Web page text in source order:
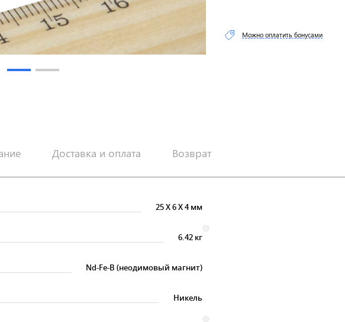
Можно оплатить бонусами
Доставка и оплата Возврат
25X6X4 мм
6.42 кг
Nd-Fe-B (неодимовый магнит)
Никель